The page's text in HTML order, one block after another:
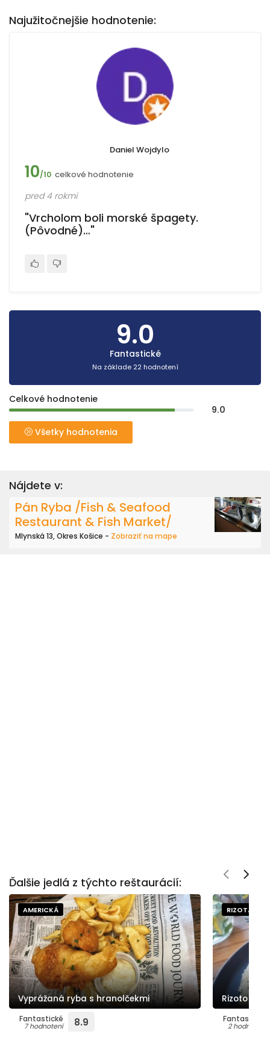
Najužitočnejšie hodnotenie:
Daniel Wojdylo
10/10 celkové hodnotenie
pred 4 rokmi
"Vrcholom boli morské špagety.
(Pôvodné)…"
9.0
Fantastické
Na základe 22 hodnotení
Celkové hodnotenie
9.0
Všetky hodnotenia
Nájdete v:
Pán Ryba /Fish & Seafood
Restaurant & Fish Market/
Mlynská 13, Okres Košice - Zobraziť na mape
Ďalšie jedlá z týchto reštaurácií:
AMERICKÁ
Vyprážaná ryba s hranolčekmi
Fantastické
7 hodnotení 8.9
RIZOTÁ
Rizoto
Fantastické
2 hodnotení